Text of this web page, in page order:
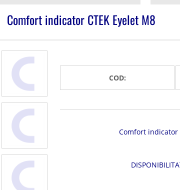
Comfort indicator CTEK Eyelet M8
COD:
Comfort indicator